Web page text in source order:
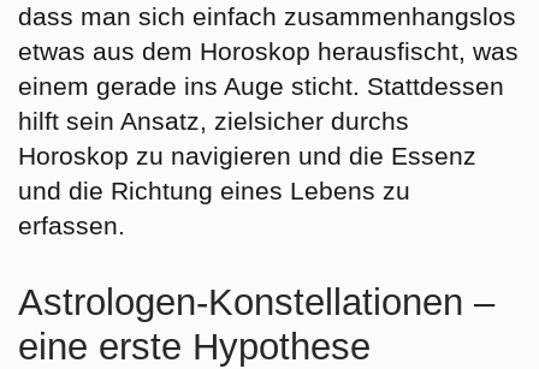
dass man sich einfach zusammenhangslos
etwas aus dem Horoskop herausfischt, was
einem gerade ins Auge sticht. Stattdessen
hilft sein Ansatz, zielsicher durchs
Horoskop zu navigieren und die Essenz
und die Richtung eines Lebens zu
erfassen.
Astrologen-Konstellationen –
eine erste Hypothese